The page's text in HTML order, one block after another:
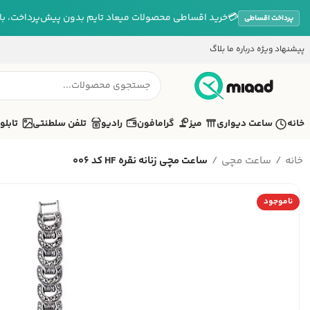
پرداخت اقساطی 💳خرید اقساطی محصولات میعاد تایم بدون پیش‌پرداخت،
پیشنهاد ویژه درباره ما بلاگ
خانه ساعت دیواری میز گرامافون رادیو تلفن سلطنتی تابلو
خانه ساعت مچی ساعت مچی زنانه نقره HF کد 006
ناموجود